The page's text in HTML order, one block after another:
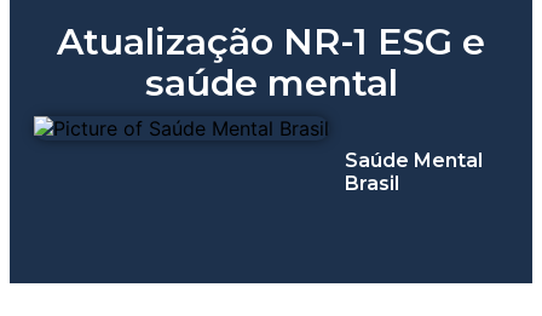
Atualização NR-1 ESG e
saúde mental
Saúde Mental
Brasil